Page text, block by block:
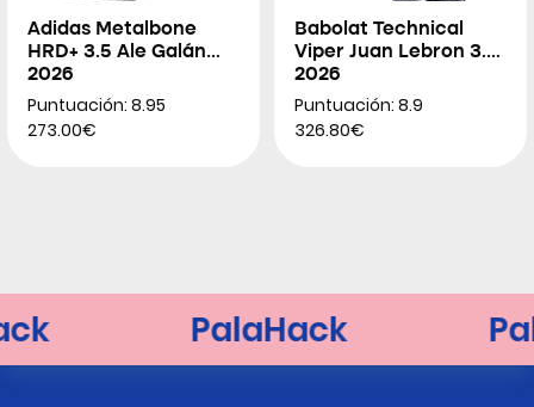
Adidas Metalbone
HRD+ 3.5 Ale Galán
2026
Puntuación: 8.95
273.00€
Babolat Technical
Viper Juan Lebron 3.0
2026
Puntuación: 8.9
326.80€